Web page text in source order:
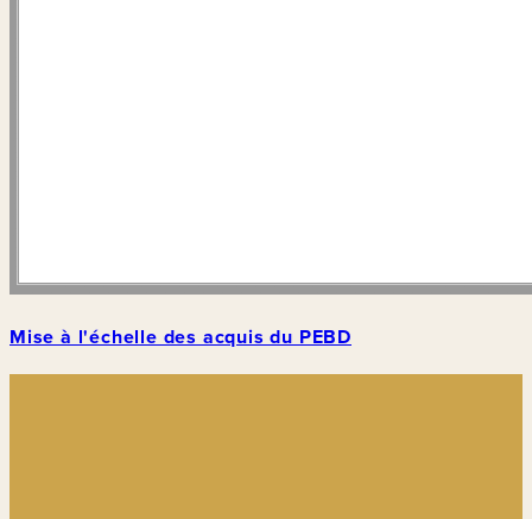
Mise à l'échelle des acquis du PEBD